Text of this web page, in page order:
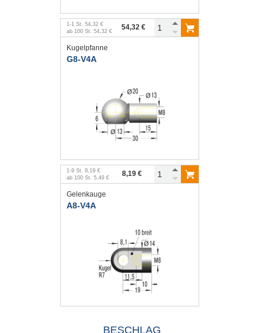
1 -1 St. 54,32 €
ab 100 St. 54,32 € 54,32 €
Kugelpfanne
G8-V4A
1 -9 St. 8,19 €
ab 100 St. 5,49 € 8,19 €
Gelenkauge
A8-V4A
BESCHLAG